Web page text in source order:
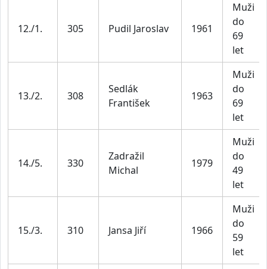
12./1. 305 Pudil Jaroslav 1961
Muži
do
69
let
13./2. 308
Sedlák
František
1963
Muži
do
69
let
14./5. 330
Zadražil
Michal
1979
Muži
do
49
let
15./3. 310 Jansa Jiří 1966
Muži
do
59
let